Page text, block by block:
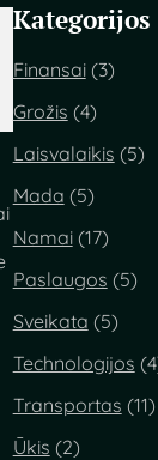
Kategorijos
Finansai(3)
Grožis (4)
Laisvalaikis (5)
Mada (5)
Namai(17)
Paslaugos (5)
Sveikata (5)
Technologijos
Transportas (11)
Ūkis (2)